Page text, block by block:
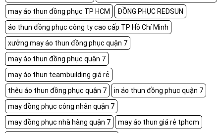
may áo thun đồng phục TP HCM
ĐỒNG PHỤC REDSUN
áo thun đồng phục công ty cao cấp TP Hồ Chí Minh
xưởng may áo thun đồng phục quận 7
may áo thun đồng phục quận 7
may áo thun teambuilding giá rẻ
thêu áo thun đồng phục quận 7
in áo thun đồng phục quận 7
may đồng phục công nhân quận 7
may đồng phục nhà hàng quận 7
may áo thun giá rẻ tphcm